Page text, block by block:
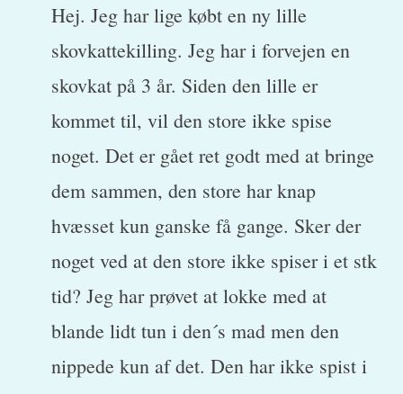
Hej. Jeg har lige købt en ny lille
skovkattekilling. Jeg har i forvejen en
skovkat på 3 år. Siden den lille er
kommet til, vil den store ikke spise
noget. Det er gået ret godt med at bringe
dem sammen, den store har knap
hvæsset kun ganske få gange. Sker der
noget ved at den store ikke spiser i et stk
tid? Jeg har prøvet at lokke med at
blande lidt tun i den´s mad men den
nippede kun af det. Den har ikke spist i